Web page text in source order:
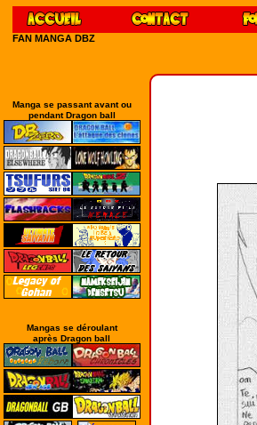
FAN MANGA DBZ
Manga se passant avant ou
pendant Dragon ball
Mangas se déroulant
après Dragon ball